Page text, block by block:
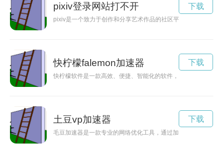
pixiv登录网站打不开
pixiv是一个致力于创作和分享艺术作品的社区平台，通过登录
下载
快柠檬falemon加速器
快柠檬软件是一款高效、便捷、智能化的软件，可以帮助用户
下载
土豆vp加速器
毛豆加速器是一款专业的网络优化工具，通过加速网络连接速
下载